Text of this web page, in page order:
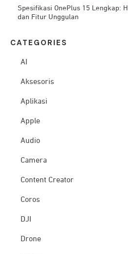
Spesifikasi OnePlus 15 Lengkap:
dan Fitur Unggulan
CATEG ORIES
AI
Aksesoris
Aplikasi
Apple
Audio
Camera
Content Creator
Coros
DJI
Drone